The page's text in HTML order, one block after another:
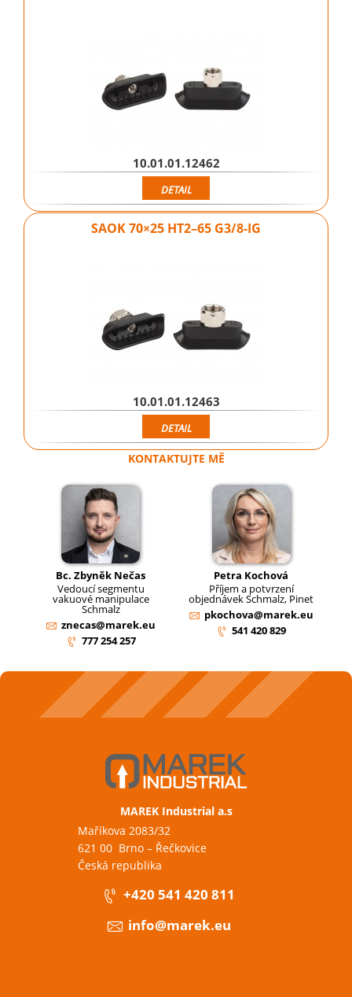
10.01.01.12462
DETAIL
SAOK 70×25 HT2–65 G3/8-IG
10.01.01.12463
DETAIL
KONTAKTUJTE MĚ
Bc. Zbyněk Nečas
Vedoucí segmentu
vakuové manipulace
Schmalz
znecas@marek.eu
777 254 257
Petra Kochová
Příjem a potvrzení
objednávek Schmalz, Pinet
pkochova@marek.eu
541 420 829
MAREK Industrial a.s
Maříkova 2083/32
621 00 Brno – Řečkovice
Česká republika
+420 541 420 811
info@marek.eu